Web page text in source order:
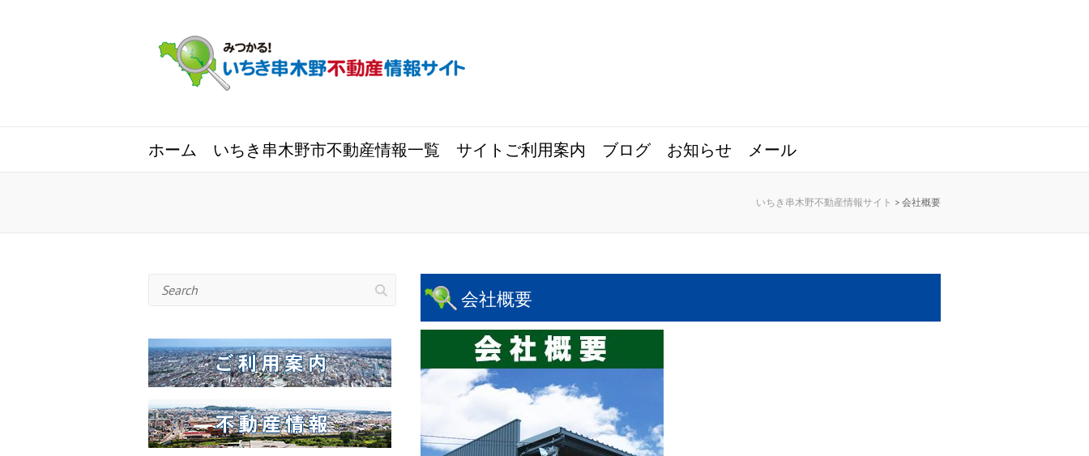
ホーム いちき串木野市不動産情報一覧 サイトご利用案内 ブログ お知らせ メール
いちき串木野不動産情報サイト > 会社概要
会社概要
Search